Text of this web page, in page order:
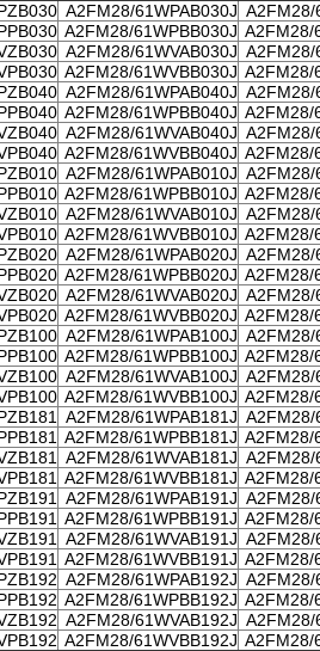
A2FM28/
A2FM28/61WPAB030J
A2FM28/
A2FM28/61WPBB030J
A2FM28/
A2FM28/61WVAB030J
A2FM28/
A2FM28/61WVBB030J
A2FM28/
A2FM28/61WPAB040J
A2FM28/
A2FM28/61WPBB040J
A2FM28/
A2FM28/61WVAB040J
A2FM28/
A2FM28/61WVBB040J
A2FM28/
A2FM28/61WPAB010J
A2FM28/
A2FM28/61WPBB010J
A2FM28/
A2FM28/61WVAB010J
A2FM28/
A2FM28/61WVBB010J
A2FM28/
A2FM28/61WPAB020J
A2FM28/
A2FM28/61WPBB020J
A2FM28/
A2FM28/61WVAB020J
A2FM28/
A2FM28/61WVBB020J
A2FM28/
A2FM28/61WPAB100J
A2FM28/
A2FM28/61WPBB100J
A2FM28/
A2FM28/61WVAB100J
A2FM28/
A2FM28/61WVBB100J
A2FM28/
A2FM28/61WPAB181J
A2FM28/
A2FM28/61WPBB181J
A2FM28/
A2FM28/61WVAB181J
A2FM28/
A2FM28/61WVBB181J
A2FM28/
A2FM28/61WPAB191J
A2FM28/
A2FM28/61WPBB191J
A2FM28/
A2FM28/61WVAB191J
A2FM28/
A2FM28/61WVBB191J
A2FM28/
A2FM28/61WPAB192J
A2FM28/
A2FM28/61WPBB192J
A2FM28/
A2FM28/61WVAB192J
A2FM28/
A2FM28/61WVBB192J